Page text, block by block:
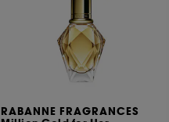
RABANNE FRAGRANCES